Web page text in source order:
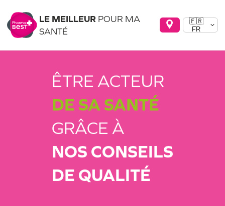
LE MEILLEUR POUR MA
SANTÉ
🇫🇷
FR
ÊTRE ACTEUR
DE SA SANTÉ
GRÂCE À
NOS CONSEILS
DE QUALITÉ